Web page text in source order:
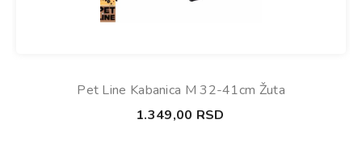
Pet Line Kabanica M 32-41cm Žuta
1.349,00 RSD